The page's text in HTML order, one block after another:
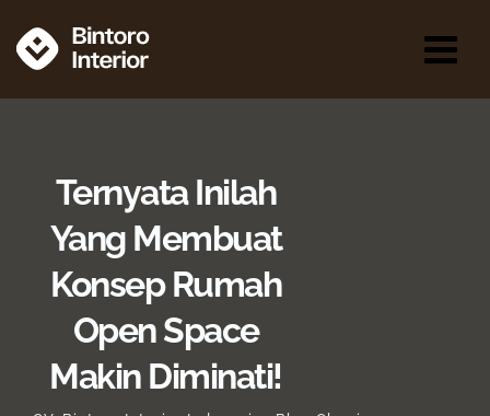
Ternyata Inilah
Yang Membuat
Konsep Rumah
Open Space
Makin Diminati!